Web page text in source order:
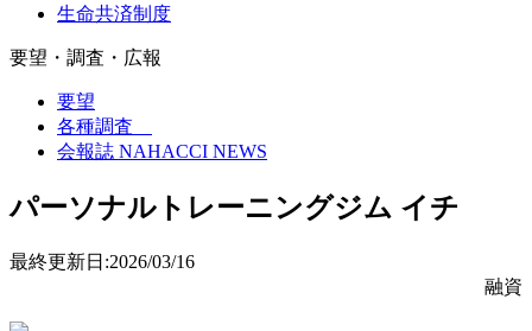
生命共済制度
要望・調査・広報
要望
各種調査
会報誌 NAHACCI NEWS
パーソナルトレーニングジム イチ
最終更新日:2026/03/16
融資